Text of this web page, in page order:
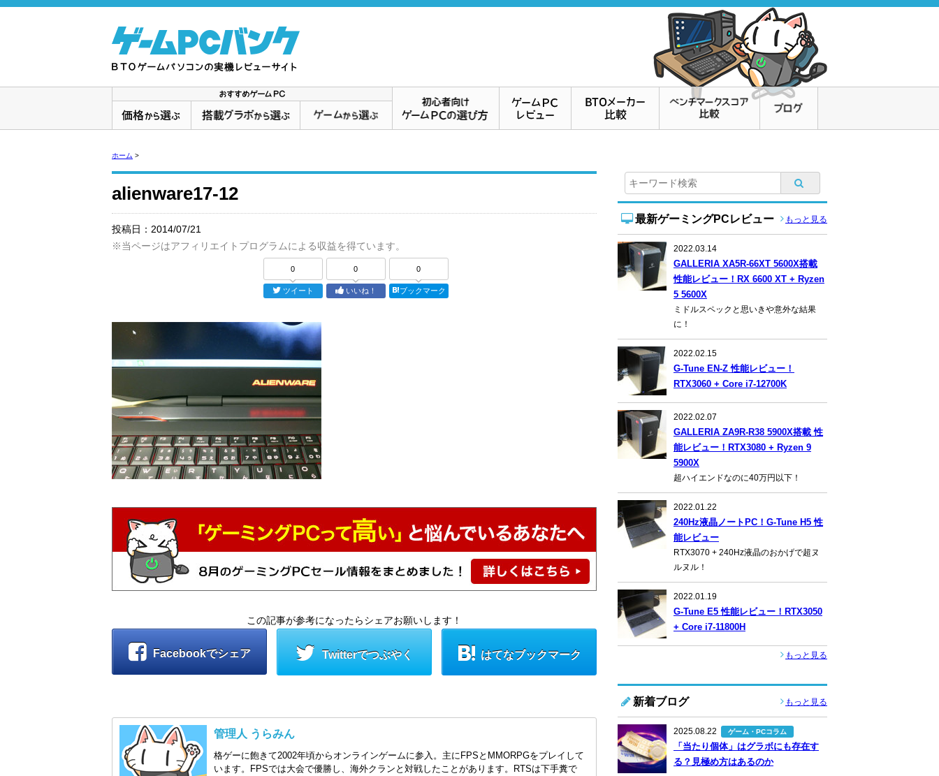
ホーム >
alienware17-12
投稿日： 2014/07/21
※当ページはアフィリエイトプログラムによる収益を得ています。
0
ツイート
0
いいね！
0
ブックマーク
この記事が参考になったらシェアお願いします！
Facebookでシェア Twitterでつぶやく はてなブックマーク
管理人 うらみん
格ゲーに飽きて2002年頃からオンラインゲームに参入。主にFPSとMMORPGをプレイして
います。FPSでは大会で優勝し、海外クランと対戦したことがあります。RTSは下手糞で
最新ゲーミングPCレビュー もっと見る
2022.03.14
GALLERIA XA5R-66XT 5600X搭載
性能レビュー！RX 6600 XT + Ryzen
5 5600X
ミドルスペックと思いきや意外な結果
に！
2022.02.15
G-Tune EN-Z 性能レビュー！
RTX3060 + Core i7-12700K
2022.02.07
GALLERIA ZA9R-R38 5900X搭載 性
能レビュー！RTX3080 + Ryzen 9
5900X
超ハイエンドなのに40万円以下！
2022.01.22
240Hz液晶ノートPC！G-Tune H5 性
能レビュー
RTX3070 + 240Hz液晶のおかげで超ヌ
ルヌル！
2022.01.19
G-Tune E5 性能レビュー！RTX3050
+ Core i7-11800H
もっと見る
新着ブログ もっと見る
2025.08.22 ゲーム・PCコラム
「当たり個体」はグラボにも存在す
る？見極め方はあるのか